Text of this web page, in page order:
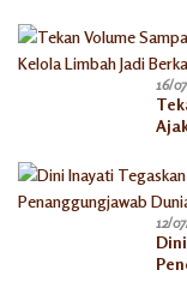
16/
12/